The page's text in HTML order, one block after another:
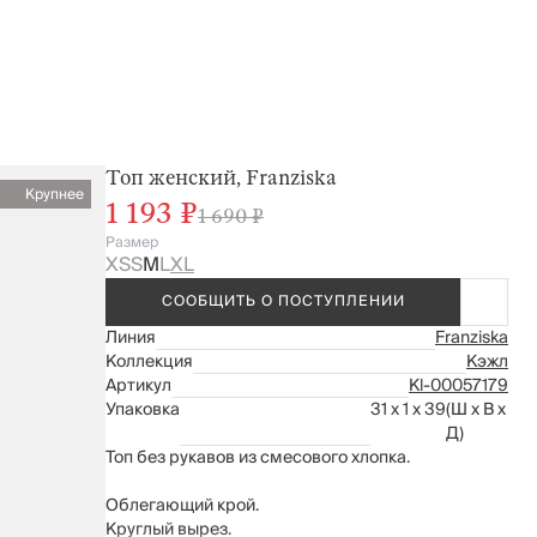
Крупнее
Топ женский, Franziska
1 193 ₽1 690 ₽
Размер
XSSMLXL
СООБЩИТЬ О ПОСТУПЛЕНИИ
Линия
Franziska
Коллекция
Кэжл
Артикул
Kl-00057179
Упаковка
31 x 1 x 39(Ш x В x
Д)
Топ без рукавов из смесового хлопка.
Облегающий крой.
Круглый вырез.